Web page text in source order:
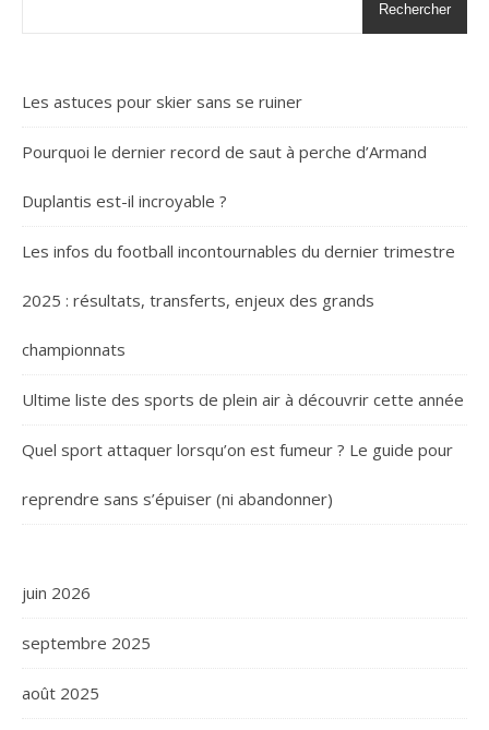
Rechercher
Les astuces pour skier sans se ruiner
Pourquoi le dernier record de saut à perche d’Armand
Duplantis est-il incroyable ?
Les infos du football incontournables du dernier trimestre
2025 : résultats, transferts, enjeux des grands
championnats
Ultime liste des sports de plein air à découvrir cette année
Quel sport attaquer lorsqu’on est fumeur ? Le guide pour
reprendre sans s’épuiser (ni abandonner)
juin 2026
septembre 2025
août 2025